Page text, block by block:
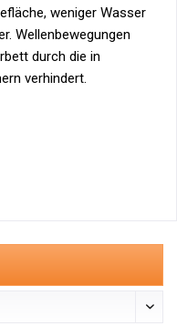
weniger Wasser
Wellenbewegungen
durch die in
verhindert.